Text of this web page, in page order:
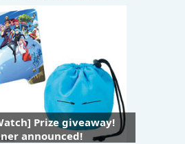
Prize giveaway!
announced!